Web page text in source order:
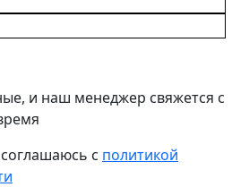
и наш менеджер свяжется с
с политикой